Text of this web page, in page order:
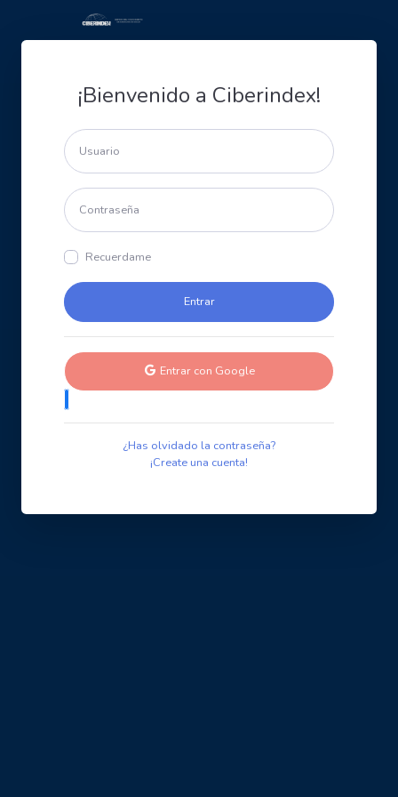
¡Bienvenido a Ciberindex!
Recuerdame
Entrar con Google
¿Has olvidado la contraseña?
¡Create una cuenta!